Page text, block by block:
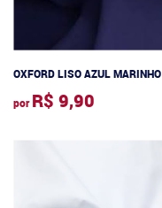
OXFORD LISO AZUL MARINHO
por R$ 9,90